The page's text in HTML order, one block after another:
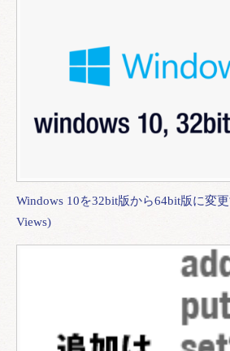
Windows 10を32bit版から64bit版に変
Views)